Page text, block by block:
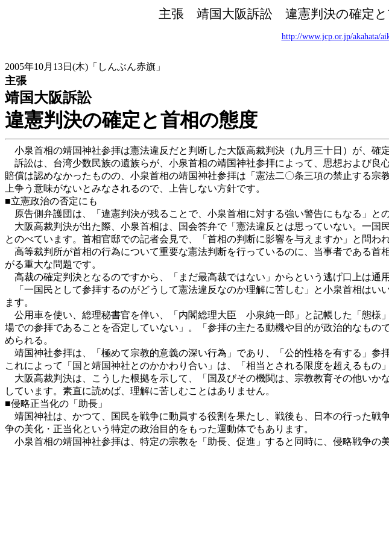
主張 靖国大阪訴訟 違憲判決の確定
http://www.jcp.or.jp/akahata/
2005年10月13日(木)「しんぶん赤旗」
主張
靖国大阪訴訟
違憲判決の確定と首相の態度
小泉首相の靖国神社参拝は憲法違反だと判断した大阪高裁判決（九月三十日）が、確
訴訟は、台湾少数民族の遺族らが、小泉首相の靖国神社参拝によって、思想および
賠償は認めなかったものの、小泉首相の靖国神社参拝は「憲法二〇条三項の禁止する
上争う意味がないとみなされるので、上告しない方針です。
■立憲政治の否定にも
原告側弁護団は、「違憲判決が残ることで、小泉首相に対する強い警告にもなる」と
大阪高裁判決が出た際、小泉首相は、国会答弁で「憲法違反とは思っていない。一国
とのべています。首相官邸での記者会見で、「首相の判断に影響を与えますか」と問わ
高等裁判所が首相の行為について重要な憲法判断を行っているのに、当事者である
がる重大な問題です。
高裁の確定判決となるのですから、「まだ最高裁ではない」からという逃げ口上は通
「一国民として参拝するのがどうして憲法違反なのか理解に苦しむ」と小泉首相は
ます。
公用車を使い、総理秘書官を伴い、「内閣総理大臣 小泉純一郎」と記帳した「態様
場での参拝であることを否定していない」。「参拝の主たる動機や目的が政治的なも
められる。
靖国神社参拝は、「極めて宗教的意義の深い行為」であり、「公的性格を有する」参
これによって「国と靖国神社とのかかわり合い」は、「相当とされる限度を超えるもの
大阪高裁判決は、こうした根拠を示して、「国及びその機関は、宗教教育その他い
しています。素直に読めば、理解に苦しむことはありません。
■侵略正当化の「助長」
靖国神社は、かつて、国民を戦争に動員する役割を果たし、戦後も、日本の行った
争の美化・正当化という特定の政治目的をもった運動体でもあります。
小泉首相の靖国神社参拝は、特定の宗教を「助長、促進」すると同時に、侵略戦争の